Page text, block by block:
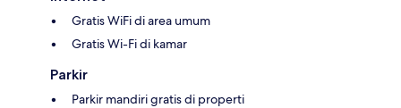
Gratis WiFi di area umum
Gratis Wi-Fi di kamar
Parkir
Parkir mandiri gratis di properti